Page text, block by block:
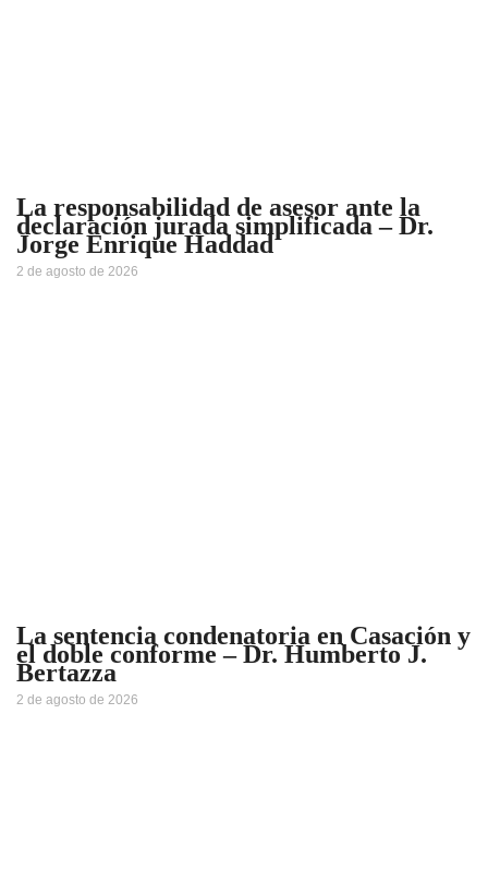
La responsabilidad de asesor ante la
declaración jurada simplificada – Dr.
Jorge Enrique Haddad
2 de agosto de 2026
La sentencia condenatoria en Casación y
el doble conforme – Dr. Humberto J.
Bertazza
2 de agosto de 2026